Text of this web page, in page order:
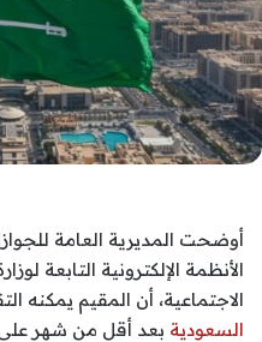
أوضحت المديرية العامة
الأنظمة الإلكترونية التابعة
الاجتماعية، أن المقيم يمكنه
السعودية بعد أقل من شهر على